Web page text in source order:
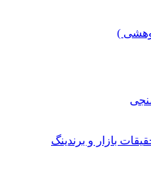
)
بازار و برندینگ